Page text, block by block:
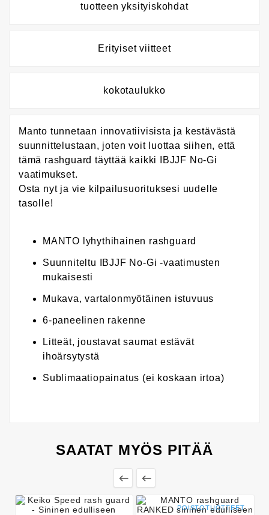
tuotteen yksityiskohdat
Erityiset viitteet
kokotaulukko
Manto tunnetaan innovatiivisista ja kestävästä
suunnittelustaan, joten voit luottaa siihen, että
tämä rashguard täyttää kaikki IBJJF No-Gi
vaatimukset.
Osta nyt ja vie kilpailusuorituksesi uudelle
tasolle!
MANTO lyhythihainen rashguard
Suunniteltu IBJJF No-Gi -vaatimusten
mukaisesti
Mukava, vartalonmyötäinen istuvuus
6-paneelinen rakenne
Litteät, joustavat saumat estävät
ihoärsytystä
Sublimaatiopainatus (ei koskaan irtoa)
SAATAT MYÖS PITÄÄ
 
POISTOTUOTTEET